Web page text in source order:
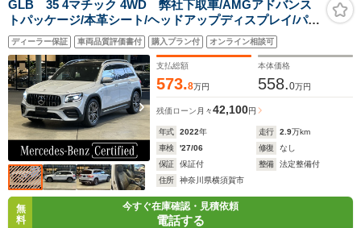
GLB 35 4マチック 4WD 弊社下取車/AMGアドバンス
トパッケージ/本革シート/ヘッドアップディスプレイ/パノ
ラミックスライディングルーフ/シートヒーター/電動シー
ト/アンビエントライト/純正ドライブレコーダー(前後)/電
動トランク/禁煙車
ディーラー保証 車両品質評価書付 購入プラン付 オンライン相談可
支払総額
573.8万円
本体価格
558.0万円
残価ローン 月々42,100円
年式 2022年 走行 2.9万km
車検
'27/06 修復
なし
保証
保証付 整備
法定整備付
住所
神奈川県横須賀市
無
料
今すぐ在庫確認・見積依頼
電話する